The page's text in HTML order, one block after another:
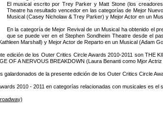
El musical escrito por Trey Parker y Matt Stone (los
Theatre ha resultado vencedor en las categorías de Mejor
Musical (Casey Nicholaw & Trey Parker) y Mejor Actor en un
En la categoría de Mejor Revival de un Musical ha obtenido el
que se puede ver en el Stephen Sondheim Theatre desde el
Marshall) y Mejor Actor de Reparto en un Musical (Adam
edición de los Outer Critics Circle Awards 2010-2011 son THE
OF A NERVOUS BREAKDOWN (Laura Benanti como Mjor Actriz
de la presente edición de los Outer Critics Circle
2010 - 2011 en categorías relacionadas con musicales es el